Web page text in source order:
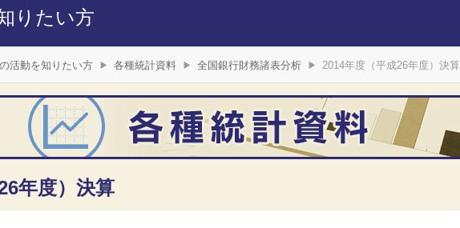
りたい方
活動を知りたい方 各種統計資料 全国銀行財務諸表分析 2014年度（平成26年度）決算
年度）決算